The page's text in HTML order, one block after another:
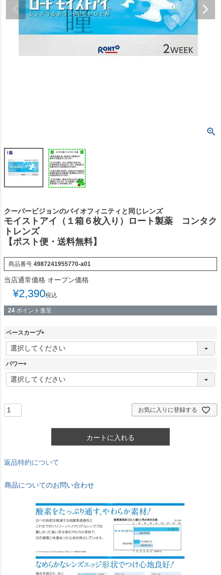
クーパービジョンのバイオフィニティと同じレンズ
モイストアイ（１箱６枚入り）ロート製薬 コンタク
トレンズ
【ポスト便・送料無料】
商品番号 4987241955770-a01
当店通常価格 オープン価格
¥2,390税込
24 ポイント進呈
ベースカーブ
(
必
パワー
(
必
お気に入りに登録する
カートに入れる
返品特約について
商品についてのお問い合わせ